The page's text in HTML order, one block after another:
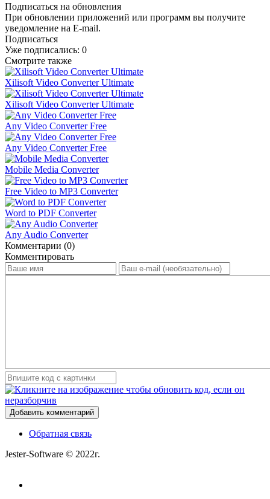
Подписаться на обновления
При обновлении приложений или программ вы получите
уведомление на E-mail.
Подписаться
Уже подписались: 0
Смотрите также
Xilisoft Video Converter Ultimate
Xilisoft Video Converter Ultimate
Any Video Converter Free
Any Video Converter Free
Mobile Media Converter
Free Video to MP3 Converter
Word to PDF Converter
Any Audio Converter
Комментарии (0)
Комментировать
Добавить комментарий
Обратная связь
Jester-Software © 2022г.